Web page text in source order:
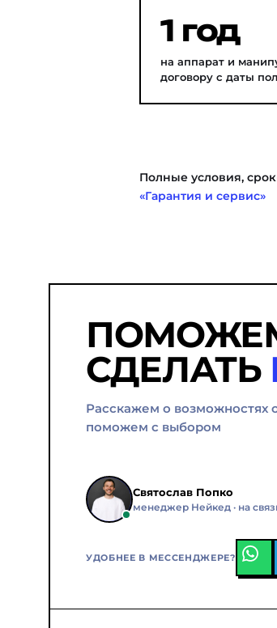
1 год
на аппарат и
договору с даты
Полные условия,
«Гарантия и сервис»
СДЕЛАТЬ
Расскажем о возможностях
поможем с выбором
Святослав Попко
менеджер Нейкед · на
УДОБНЕЕ В МЕССЕНДЖЕРЕ?